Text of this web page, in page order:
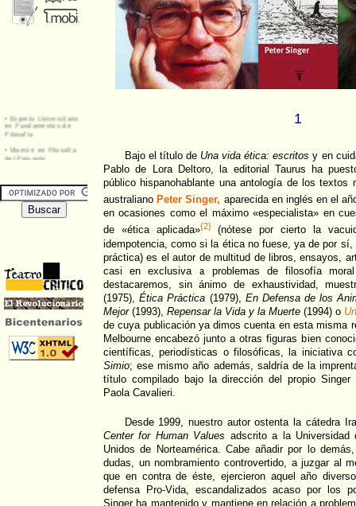
1
Bajo el título de Una vida ética: escritos y en
Pablo de Lora Deltoro, la editorial Taurus ha
público hispanohablante una antología de los textos
australiano Peter Singer, aparecida en inglés en el
en ocasiones como el máximo «especialista» en
de «ética aplicada»{2}(nótese por cierto la
idempotencia, como si la ética no fuese, ya de por sí,
práctica) es el autor de multitud de libros, ensayos,
casi en exclusiva a problemas de filosofía
destacaremos, sin ánimo de exhaustividad,
(1975),Ética Práctica (1979), En Defensa de los
Mejor(1993), Repensar la Vida y la Muerte (1994) o
de cuya publicación ya dimos cuenta en esta misma
Melbourne encabezó junto a otras figuras bien
científicas, periodísticas o filosóficas, la iniciativa
Simio; ese mismo año además, saldría de la
título compilado bajo la dirección del propio
Paola Cavalieri.
Desde 1999, nuestro autor ostenta la cátedra
Center for Human Values adscrito a la
Unidos de Norteamérica. Cabe añadir por lo
dudas, un nombramiento controvertido, a juzgar al
que en contra de éste, ejercieron aquel año
defensa Pro-Vida, escandalizados acaso por los
Singer ha mantenido y mantiene en relación a